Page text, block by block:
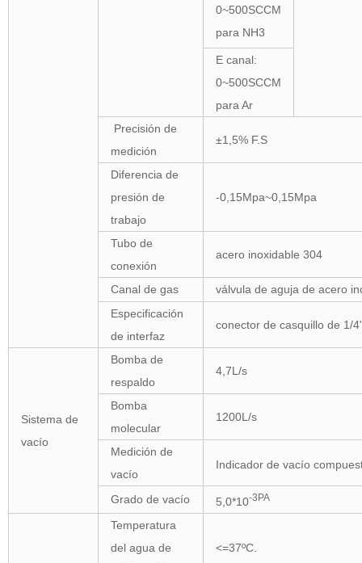
0~500SCCM
para NH3
E canal:
0~500SCCM
para Ar
Precisión de
medición
±1,5% F.S
Diferencia de
presión de
trabajo
-0,15Mpa~0,15Mpa
Tubo de
conexión
acero inoxidable 304
Canal de gas
válvula de aguja de acero
Especificación
de interfaz
conector de casquillo de 1/
Sistema de
vacío
Bomba de
respaldo
4,7L/s
Bomba
molecular
1200L/s
Medición de
vacío
Indicador de vacío
Grado de vacío 5,0*10-3PA
Temperatura
del agua de
<=37ºC.